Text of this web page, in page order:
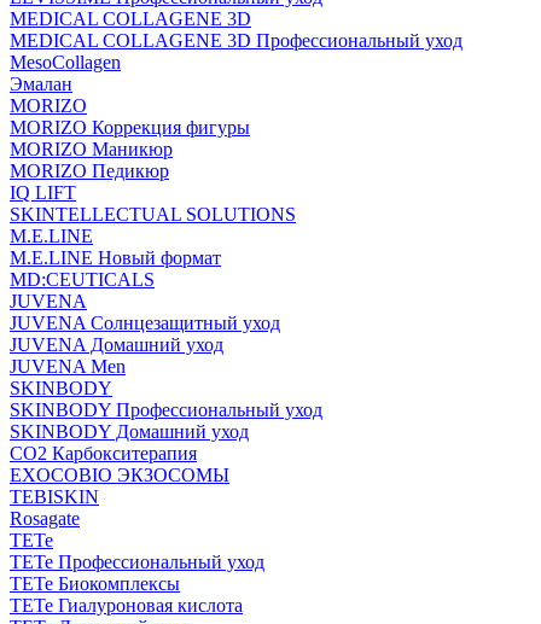
MEDICAL COLLAGENE 3D
MEDICAL COLLAGENE 3D Профессиональный уход
MesoCollagen
Эмалан
MORIZO
MORIZO Коррекция фигуры
MORIZO Маникюр
MORIZO Педикюр
IQ LIFT
SKINTELLECTUAL SOLUTIONS
M.E.LINE
M.E.LINE Новый формат
MD:CEUTICALS
JUVENA
JUVENA Солнцезащитный уход
JUVENA Домашний уход
JUVENA Men
SKINBODY
SKINBODY Профессиональный уход
SKINBODY Домашний уход
CO2 Карбокситерапия
EXOCOBIO ЭКЗОСОМЫ
TEBISKIN
Rosagate
TETe
TETe Профессиональный уход
TETe Биокомплексы
TETe Гиалуроновая кислота